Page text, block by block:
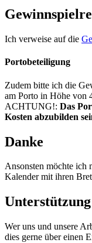
Ich verweise auf die
Portobeteiligung
Zudem bitte ich die
am Porto in Höhe von
ACHTUNG!: Das
Kosten abzubilden
Danke
Ansonsten möchte ich
Kalender mit ihren
Unterstützung
Wer uns und unsere
dies gerne über einen